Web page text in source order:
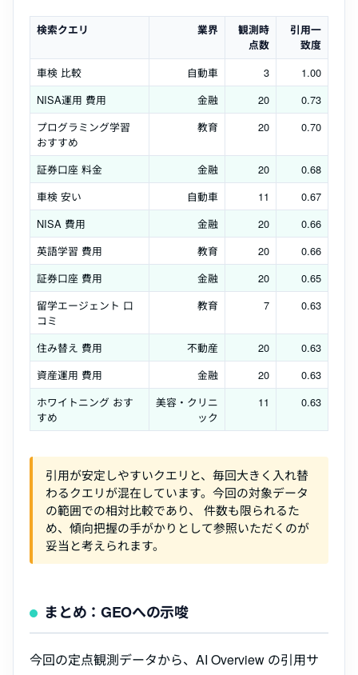
検索クエリ 業界
観測時
点数
引用一
致度
車検 比較 自動車 3
1.00
NISA運用 費用
金融 20
0.73
プログラミング学習
おすすめ
教育 20 0.70
証券口座 料金 金融 20
0.68
車検 安い
自動車 11
0.67
NISA 費用
金融 20
0.66
英語学習 費用
教育 20
0.66
証券口座 費用
金融 20
0.65
留学エージェント 口
コミ
教育 7 0.63
住み替え 費用 不動産 20
0.63
資産運用 費用
金融 20
0.63
ホワイトニング おす
すめ
美容・クリニ
ック
11 0.63
引用が安定しやすいクエリと、毎回大きく入れ替
わるクエリが混在しています。今回の対象データ
の範囲での相対比較であり、 件数も限られるた
め、傾向把握の手がかりとして参照いただくのが
妥当と考えられます。
まとめ：GEOへの示唆
今回の定点観測データから、AI Overview の引用サ